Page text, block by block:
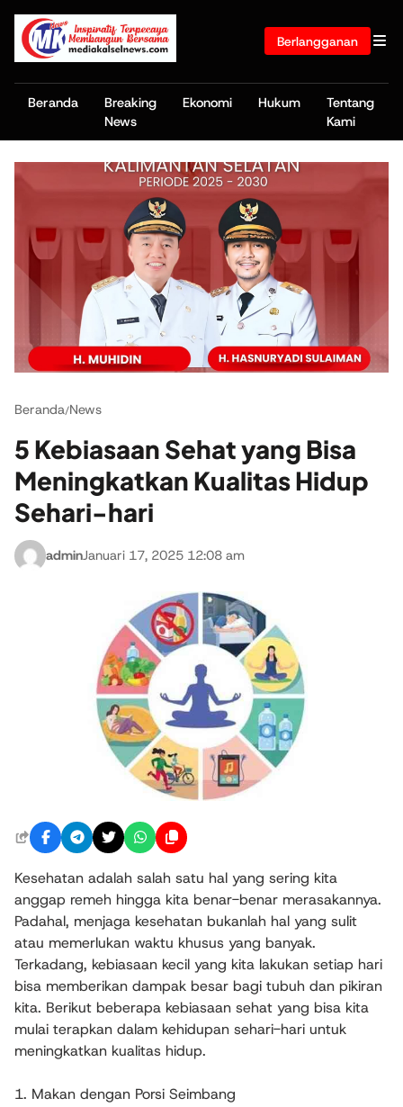
Berlangganan
Beranda
Breaking
News
Ekonomi Hukum
Tentang
Kami
Beranda/News
5 Kebiasaan Sehat yang Bisa
Meningkatkan Kualitas Hidup
Sehari-hari
adminJanuari 17, 2025 12:08 am
Kesehatan adalah salah satu hal yang sering kita
anggap remeh hingga kita benar-benar merasakannya.
Padahal, menjaga kesehatan bukanlah hal yang sulit
atau memerlukan waktu khusus yang banyak.
Terkadang, kebiasaan kecil yang kita lakukan setiap hari
bisa memberikan dampak besar bagi tubuh dan pikiran
kita. Berikut beberapa kebiasaan sehat yang bisa kita
mulai terapkan dalam kehidupan sehari-hari untuk
meningkatkan kualitas hidup.
1. Makan dengan Porsi Seimbang